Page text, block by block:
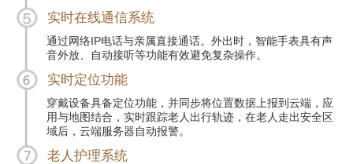
实时在线通信系统
通过网络IP电话与亲属直接通话。外出时，智能手表具有声
音外放、自动接听等功能有效避免复杂操作。
实时定位功能
穿戴设备具备定位功能，并同步将位置数据上报到云端，应
用与地图结合，实时跟踪老人出行轨迹，在老人走出安全区
域后，云端服务器自动报警。
老人护理系统